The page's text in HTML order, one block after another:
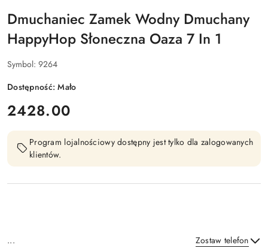
Dmuchaniec Zamek Wodny Dmuchany
HappyHop Słoneczna Oaza 7 In 1
Symbol: 9264
Dostępność:Mało
cena:
2428.00
Program lojalnościowy dostępny jest tylko dla zalogowanych
klientów.
... Zostaw telefon